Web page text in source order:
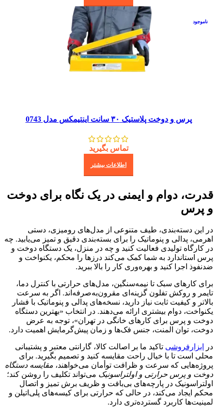
پلاستیک ٣٠ سانت اینتیمکس مدل 0743
تماس بگیرید
و ایمنی در یک نگاه برای دوخت
طیف متنوعی از مدل‌های رومیزی، دستی
و پنوماتیک را برای بسته‌بندی دقیق و تمیز می‌یابید. چه
فعالیت کنید و چه در منزل، یک دستگاه دوخت و
به شما کمک می‌کند درزها را محکم، یکنواخت و
کنید و بهره‌وری کار را بالا ببرید.
سبک تا نیمه‌سنگین، مدل‌های حرارتی با کنترل دما،
تفلون گزینه‌ای مقرون‌به‌صرفه‌اند. اگر به سرعت
ثابت نیاز دارید، نسخه‌های پدالی و پنوماتیک با فشار
بیشتری ارائه می‌دهند. در انتخاب «بهترین دستگاه
برای کارهای خانگی در تهران»، توجه به عرض
المنت، جنس فک‌ها و زمان پیش‌گرمایش اهمیت دارد.
تاکید ما بر اصالت کالا، گارانتی معتبر و پشتیبانی
با خیال راحت مقایسه کنید و تصمیم بگیرید. برای
که سرعت و ظرافت توأمان می‌خواهند، مقایسه دستگاه
حرارتی و اولتراسونیکمی‌تواند تکلیف را روشن کند؛
در پارچه‌های بی‌بافت و ظریف برش تمیز و اتصال
می‌کند، در حالی که حرارتی برای کیسه‌های پلی‌اتیلن و
گسترده‌تری دارد.